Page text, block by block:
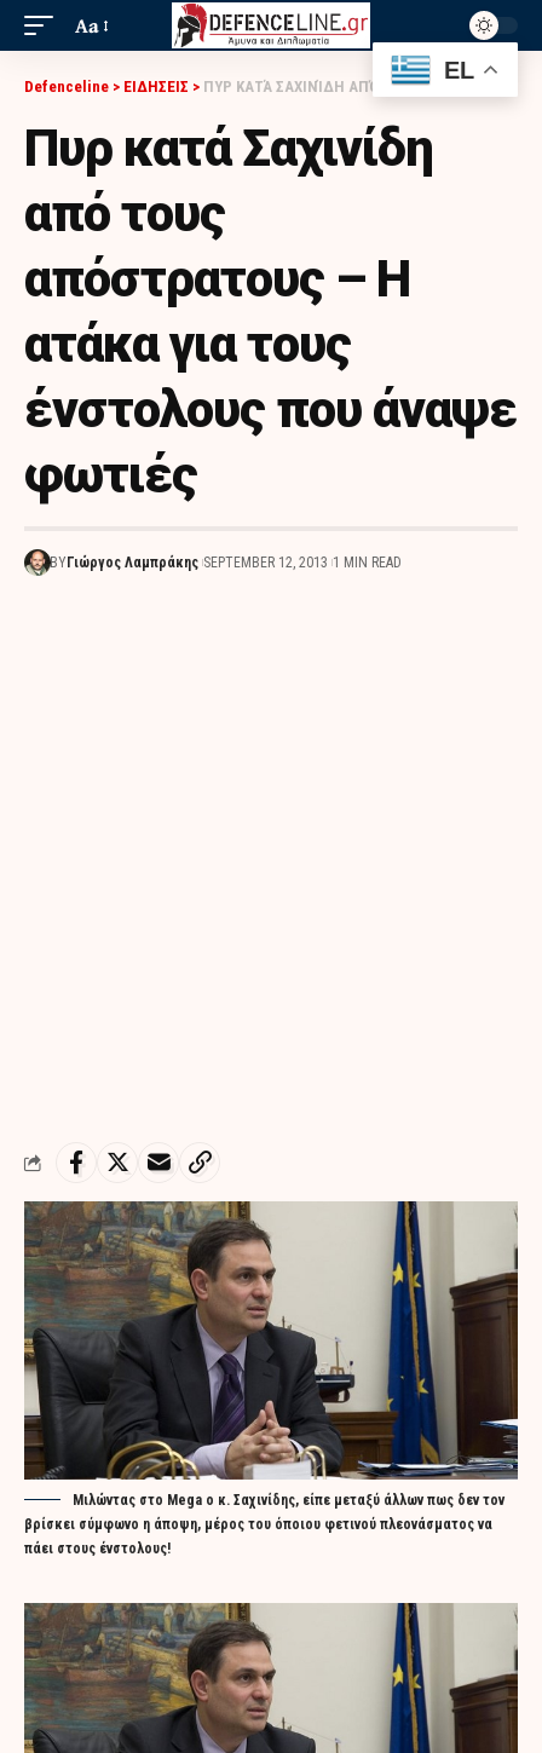
Aa
Defenceline > ΕΙΔΗΣΕΙΣ > ΠΥΡ ΚΑΤΆ ΣΑΧΙΝΊΔΗ ΑΠΌ ΤΟΥΣ ΑΠΌΣΤΡΑΤΟΥΣ – Η ΑΤΆΚΑ ΓΙΑ ΤΟΥΣ ΈΝΣΤΟΛΟΥΣ ΠΟΥ ΆΝΑΨΕ ΦΩΤΙΈΣ
Πυρ κατά Σαχινίδη
από τους
απόστρατους – Η
ατάκα για τους
ένστολους που άναψε
φωτιές
BY Γιώργος Λαμπράκης SEPTEMBER 12, 2013 1 MIN READ
Μιλώντας στο Mega ο κ. Σαχινίδης, είπε μεταξύ άλλων πως δεν τον
βρίσκει σύμφωνο η άποψη, μέρος του όποιου φετινού πλεονάσματος να
πάει στους ένστολους!
EL